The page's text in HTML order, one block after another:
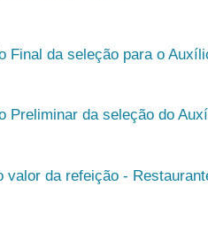
Final da seleção para o
Preliminar da seleção do
valor da refeição -